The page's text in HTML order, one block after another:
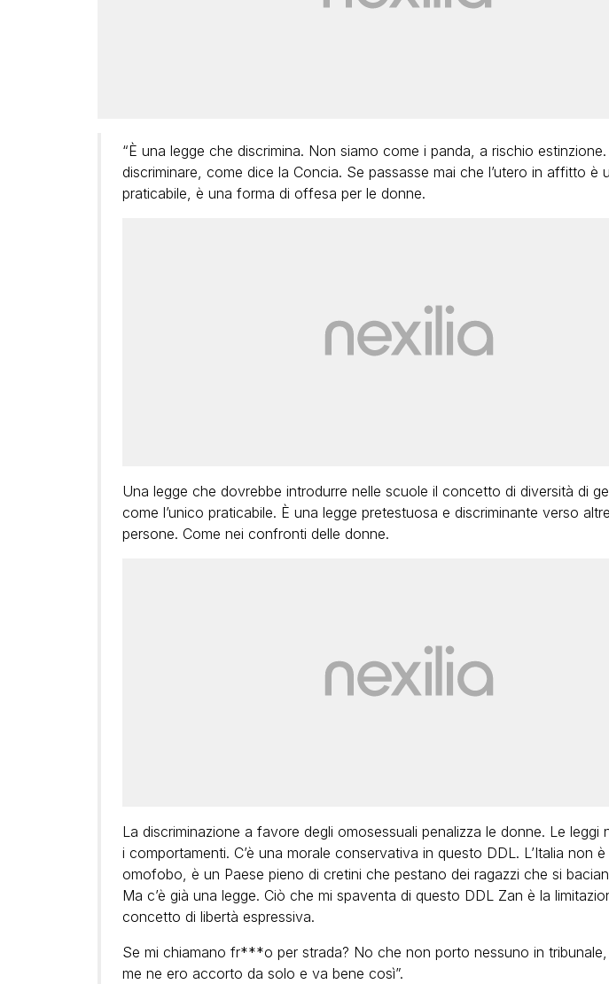
“È una legge che discrimina. Non siamo come i panda, a rischio
discriminare, come dice la Concia. Se passasse mai che l’utero in affitto è
praticabile, è una forma di offesa per le donne.
Una legge che dovrebbe introdurre nelle scuole il concetto di diversità di
come l’unico praticabile. È una legge pretestuosa e discriminante verso
persone. Come nei confronti delle donne.
La discriminazione a favore degli omosessuali penalizza le donne. Le leggi
i comportamenti. C’è una morale conservativa in questo DDL. L’Italia non
omofobo, è un Paese pieno di cretini che pestano dei ragazzi che si
Ma c’è già una legge. Ciò che mi spaventa di questo DDL Zan è la
concetto di libertà espressiva.
Se mi chiamano fr***o per strada? No che non porto nessuno in
me ne ero accorto da solo e va bene così”.